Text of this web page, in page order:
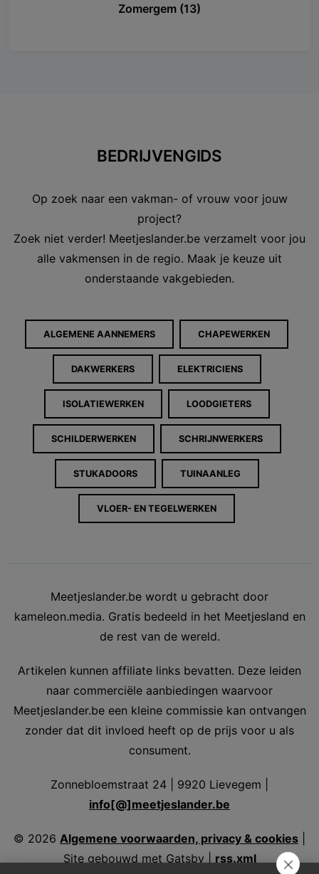
Zomergem (13)
BEDRIJVENGIDS
Op zoek naar een vakman- of vrouw voor jouw
project?
Zoek niet verder! Meetjeslander.be verzamelt voor jou
alle vakmensen in de regio. Maak je keuze uit
onderstaande vakgebieden.
ALGEMENE AANNEMERS CHAPEWERKEN
DAKWERKERS ELEKTRICIENS
ISOLATIEWERKEN LOODGIETERS
SCHILDERWERKEN SCHRIJNWERKERS
STUKADOORS TUINAANLEG
VLOER- EN TEGELWERKEN
Meetjeslander.be wordt u gebracht door
kameleon.media. Gratis bedeeld in het Meetjesland en
de rest van de wereld.
Artikelen kunnen affiliate links bevatten. Deze leiden
naar commerciële aanbiedingen waarvoor
Meetjeslander.be een kleine commissie kan ontvangen
zonder dat dit invloed heeft op de prijs voor u als
consument.
Zonnebloemstraat 24 | 9920 Lievegem |
info[@]meetjeslander.be
© 2026 Algemene voorwaarden, privacy & cookies
Site gebouwd met Gatsby | rss.xml